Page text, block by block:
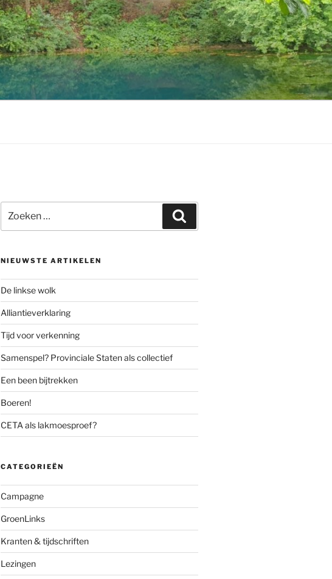
naar:
NIEUWSTE ARTIKELEN
De linkse wolk
Alliantieverklaring
Tijd voor verkenning
Samenspel? Provinciale Staten als collectief
Een been bijtrekken
Boeren!
CETA als lakmoesproef?
CATEGORIEËN
Campagne
GroenLinks
Kranten & tijdschriften
Lezingen